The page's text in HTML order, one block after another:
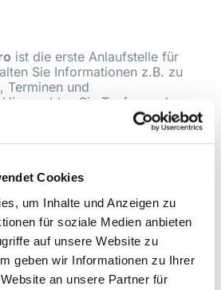
Cookies
um Inhalte und Anzeigen zu
für soziale Medien anbieten
auf unsere Website zu
geben wir Informationen zu Ihrer
an unsere Partner für
ist die erste Anlaufstelle für
Sie Informationen z.B. zu
Terminen und
melden Sie Taufen und
nord@ekvw.de